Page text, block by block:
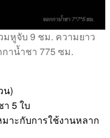
หูจับ 9 ชม. ความยาว
าน้ำชา 775 ซม.
น)
5 ใบ
มาะกับการใช้งานหลาก